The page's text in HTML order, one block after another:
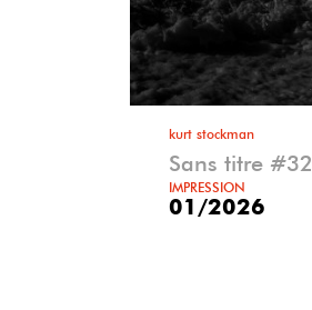
kurt stockman
Sans titre #32
IMPRESSION
01/2026